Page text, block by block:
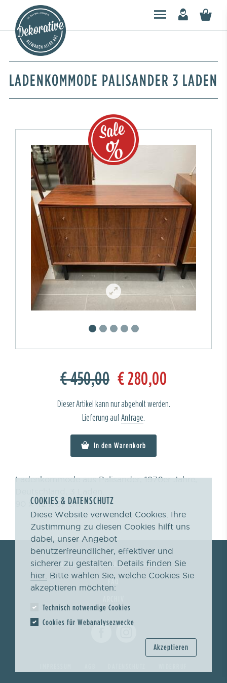
LADENKOMMODE PALISANDER 3 LADEN
€ 450,00 € 280,00
Dieser Artikel kann nur abgeholt werden.
Lieferung aufAnfrage.
In den Warenkorb
Ladenkommode aus Palisander, 1970er Jahre,
90 x 42 x 67 cm
BEZAHLUNG, VERSAND & ABHOLUNG
FAQ
COOKIES & DATENSCHUTZ
Diese Website verwendet Cookies. Ihre
Zustimmung zu diesen Cookies hilft uns
dabei, unser Angebot
benutzerfreundlicher, effektiver und
sicherer zu gestalten. Details finden Sie
hier. Bitte wählen Sie, welche Cookies Sie
akzeptieren möchten:
Technisch notwendige Cookies
Cookies für Webanalysezwecke
Akzeptieren